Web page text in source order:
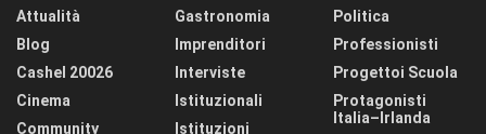
Attualità
Blog
Cashel 20026
Cinema
Community
Gastronomia
Imprenditori
Interviste
Istituzionali
Istituzioni
Politica
Professionisti
Progettoi Scuola
Protagonisti
Italia–Irlanda